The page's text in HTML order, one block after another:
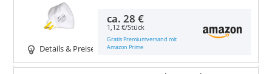
Details & Preise
ca.28 €
1,12 €/Stück
Gratis Premiumversand mit
Amazon Prime